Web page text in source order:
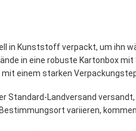
in Kunststoff verpackt, um ihn
in eine robuste Kartonbox
einem starken
Standard-Landversand
variieren,